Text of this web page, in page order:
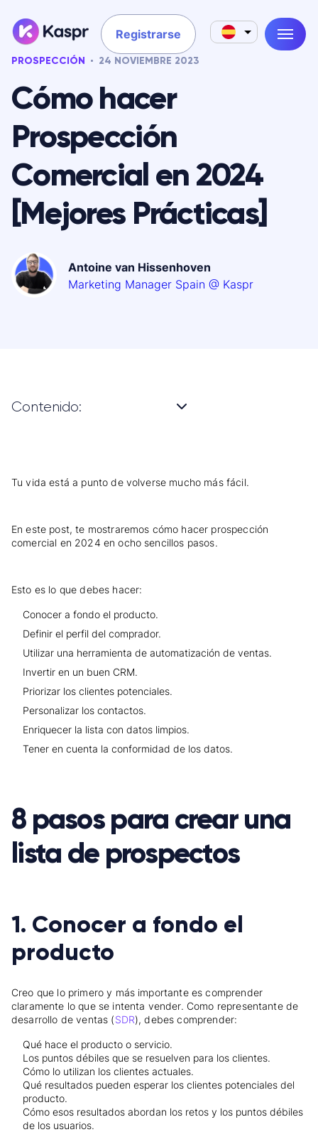
Registrarse
PROSPECCIÓN 24 NOVIEMBRE 2023
Cómo hacer
Prospección
Comercial en 2024
[Mejores Prácticas]
Antoine van Hissenhoven
Marketing Manager Spain @ Kaspr
Contenido:
Tu vida está a punto de volverse mucho más fácil.
En este post, te mostraremos cómo hacer prospección
comercial en 2024 en ocho sencillos pasos.
Esto es lo que debes hacer:
Conocer a fondo el producto.
Definir el perfil del comprador.
Utilizar una herramienta de automatización de ventas.
Invertir en un buen CRM.
Priorizar los clientes potenciales.
Personalizar los contactos.
Enriquecer la lista con datos limpios.
Tener en cuenta la conformidad de los datos.
8 pasos para crear una
lista de prospectos
1. Conocer a fondo el
producto
Creo que lo primero y más importante es comprender
claramente lo que se intenta vender. Como representante de
desarrollo de ventas (SDR), debes comprender:
Qué hace el producto o servicio.
Los puntos débiles que se resuelven para los clientes.
Cómo lo utilizan los clientes actuales.
Qué resultados pueden esperar los clientes potenciales del
producto.
Cómo esos resultados abordan los retos y los puntos débiles
de los usuarios.